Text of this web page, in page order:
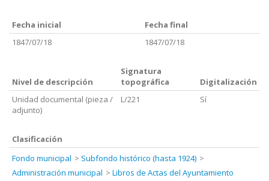
Fecha inicial
Fecha final
1847/07/18
1847/07/18
Nivel de descripción
Signatura
topográfica
Digitalización
Unidad documental (pieza /
adjunto)
L/221 Sí
Clasificación
Fondo municipal
Subfondo histórico (hasta 1924)
Administración municipal
Libros de Actas del Ayuntamiento